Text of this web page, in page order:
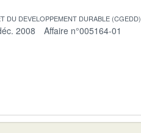
DU DEVELOPPEMENT DURABLE (CGEDD)
2008 Affaire n°005164-01